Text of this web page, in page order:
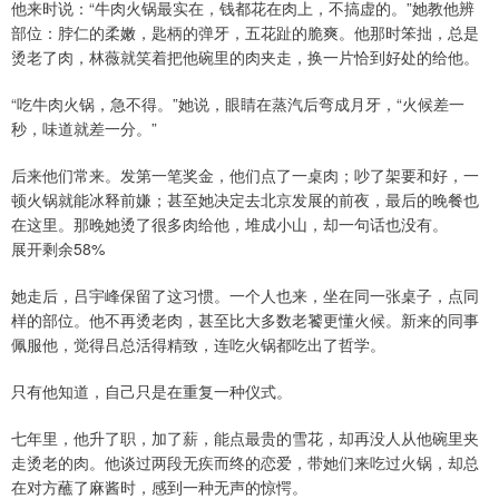
他来时说：“牛肉火锅最实在，钱都花在肉上，不搞虚的。”她教他辨
部位：脖仁的柔嫩，匙柄的弹牙，五花趾的脆爽。他那时笨拙，总是
烫老了肉，林薇就笑着把他碗里的肉夹走，换一片恰到好处的给他。
“吃牛肉火锅，急不得。”她说，眼睛在蒸汽后弯成月牙，“火候差一
秒，味道就差一分。”
后来他们常来。发第一笔奖金，他们点了一桌肉；吵了架要和好，一
顿火锅就能冰释前嫌；甚至她决定去北京发展的前夜，最后的晚餐也
在这里。那晚她烫了很多肉给他，堆成小山，却一句话也没有。
展开剩余58%
她走后，吕宇峰保留了这习惯。一个人也来，坐在同一张桌子，点同
样的部位。他不再烫老肉，甚至比大多数老饕更懂火候。新来的同事
佩服他，觉得吕总活得精致，连吃火锅都吃出了哲学。
只有他知道，自己只是在重复一种仪式。
七年里，他升了职，加了薪，能点最贵的雪花，却再没人从他碗里夹
走烫老的肉。他谈过两段无疾而终的恋爱，带她们来吃过火锅，却总
在对方蘸了麻酱时，感到一种无声的惊愕。